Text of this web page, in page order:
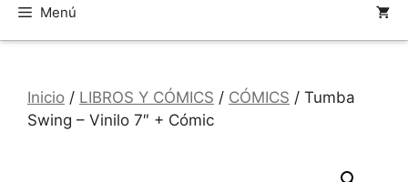
Menú
Inicio / LIBROS Y CÓMICS / CÓMICS / Tumba
Swing – Vinilo 7″ + Cómic